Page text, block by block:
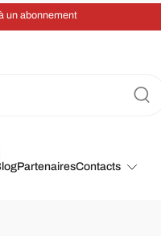
un abonnement
PartenairesContacts